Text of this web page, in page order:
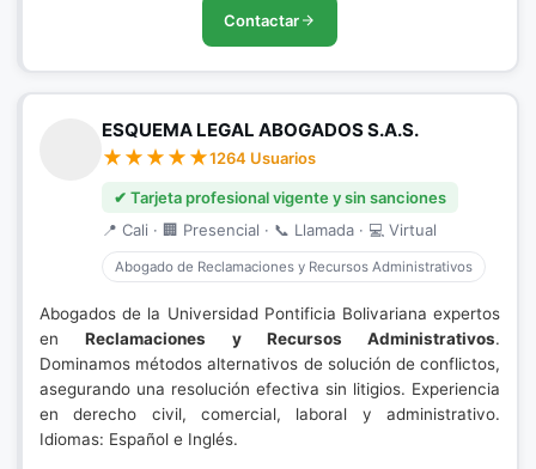
Contactar
ESQUEMA LEGAL ABOGADOS S.A.S.
1264 Usuarios
✔ Tarjeta profesional vigente y sin sanciones
📍 Cali · 🏢 Presencial · 📞 Llamada · 💻 Virtual
Abogado de Reclamaciones y Recursos Administrativos
Abogados de la Universidad Pontificia Bolivariana expertos
enReclamaciones y Recursos Administrativos.
Dominamos métodos alternativos de solución de conflictos,
asegurando una resolución efectiva sin litigios. Experiencia
en derecho civil, comercial, laboral y administrativo.
Idiomas: Español e Inglés.